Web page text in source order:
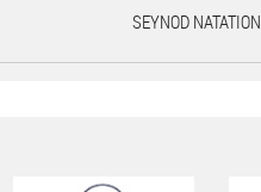
SEYNOD NATATION